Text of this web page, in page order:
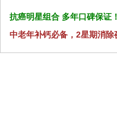
抗癌明星组合 多年口碑保证
中老年补钙必备，2星期消